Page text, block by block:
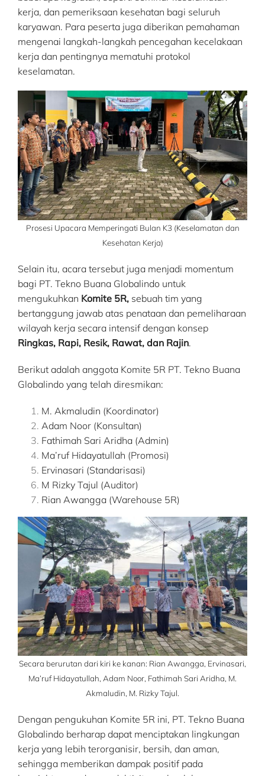
kerja, dan pemeriksaan kesehatan bagi seluruh
karyawan. Para peserta juga diberikan pemahaman
mengenai langkah-langkah pencegahan kecelakaan
kerja dan pentingnya mematuhi protokol
keselamatan.
Prosesi Upacara Memperingati Bulan K3 (Keselamatan dan
Kesehatan Kerja)
Selain itu, acara tersebut juga menjadi momentum
bagi PT. Tekno Buana Globalindo untuk
mengukuhkan Komite 5R,sebuah tim yang
bertanggung jawab atas penataan dan pemeliharaan
wilayah kerja secara intensif dengan konsep
Ringkas, Rapi, Resik, Rawat, dan Rajin.
Berikut adalah anggota Komite 5R PT. Tekno Buana
Globalindo yang telah diresmikan:
M. Akmaludin (Koordinator)
Adam Noor (Konsultan)
Fathimah Sari Aridha (Admin)
Ma’ruf Hidayatullah (Promosi)
Ervinasari (Standarisasi)
M Rizky Tajul (Auditor)
Rian Awangga (Warehouse 5R)
Secara berurutan dari kiri ke kanan: Rian Awangga, Ervinasari,
Ma’ruf Hidayatullah, Adam Noor, Fathimah Sari Aridha, M.
Akmaludin, M. Rizky Tajul.
Dengan pengukuhan Komite 5R ini, PT. Tekno Buana
Globalindo berharap dapat menciptakan lingkungan
kerja yang lebih terorganisir, bersih, dan aman,
sehingga memberikan dampak positif pada